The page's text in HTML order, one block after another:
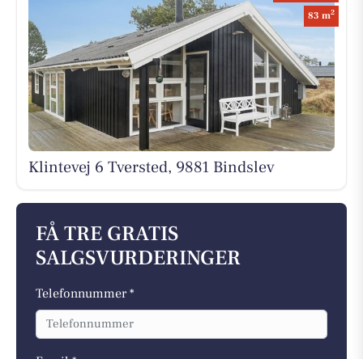
83 m2
Klintevej 6 Tversted, 9881 Bindslev
FÅ TRE GRATIS
SALGSVURDERINGER
Telefonnummer *